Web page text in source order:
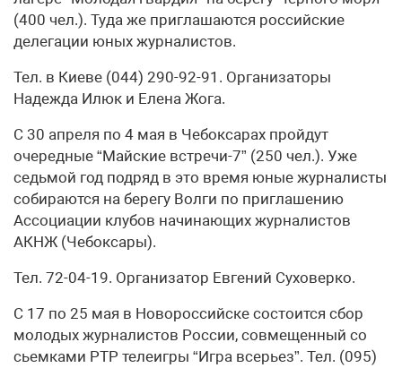
(400 чел.). Туда же приглашаются российские
делегации юных журналистов.
Тел. в Киеве (044) 290-92-91. Организаторы
Надежда Илюк и Елена Жога.
С 30 апреля по 4 мая в Чебоксарах пройдут
очередные “Майские встречи-7” (250 чел.). Уже
седьмой год подряд в это время юные журналисты
собираются на берегу Волги по приглашению
Ассоциации клубов начинающих журналистов
АКНЖ (Чебоксары).
Тел. 72-04-19. Организатор Евгений Суховерко.
С 17 по 25 мая в Новороссийске состоится сбор
молодых журналистов России, совмещенный со
сьемками РТР телеигры “Игра всерьез”. Тел. (095)